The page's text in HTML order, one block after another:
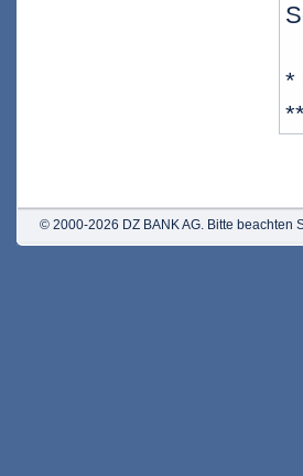
*
© 2000-2026 DZ BANK AG. Bitte beachten